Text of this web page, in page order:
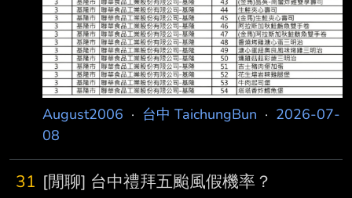
August2006 · 台中 TaichungBun · 2026-07-
08
31 [閒聊] 台中禮拜五颱風假機率？